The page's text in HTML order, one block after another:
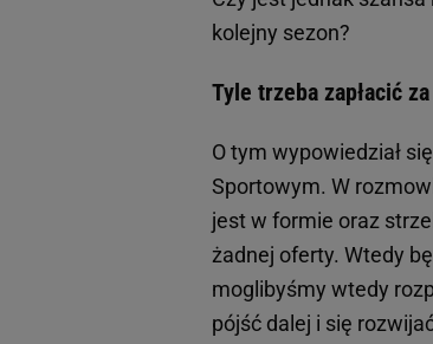
kolejny sezon?
Tyle trzeba zapłacić
O tym wypowiedział
Sportowym. W
jest w formie oraz
żadnej oferty. Wtedy
moglibyśmy wtedy
pójść dalej i się